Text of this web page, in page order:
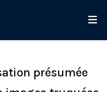
présumée